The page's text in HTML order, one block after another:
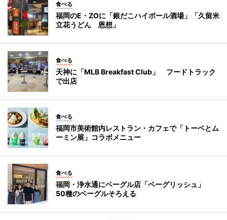
食べる
福岡のE・ZOに「銀だこハイボール酒場」「久留米
立花うどん 恩想」
食べる
天神に「MLB Breakfast Club」 フードトラック
で出店
食べる
福岡市美術館内レストラン・カフェで「トーベとム
ーミン展」コラボメニュー
食べる
福岡・浄水通にベーグル店「ベーグリッシュ」
50種のベーグルそろえる